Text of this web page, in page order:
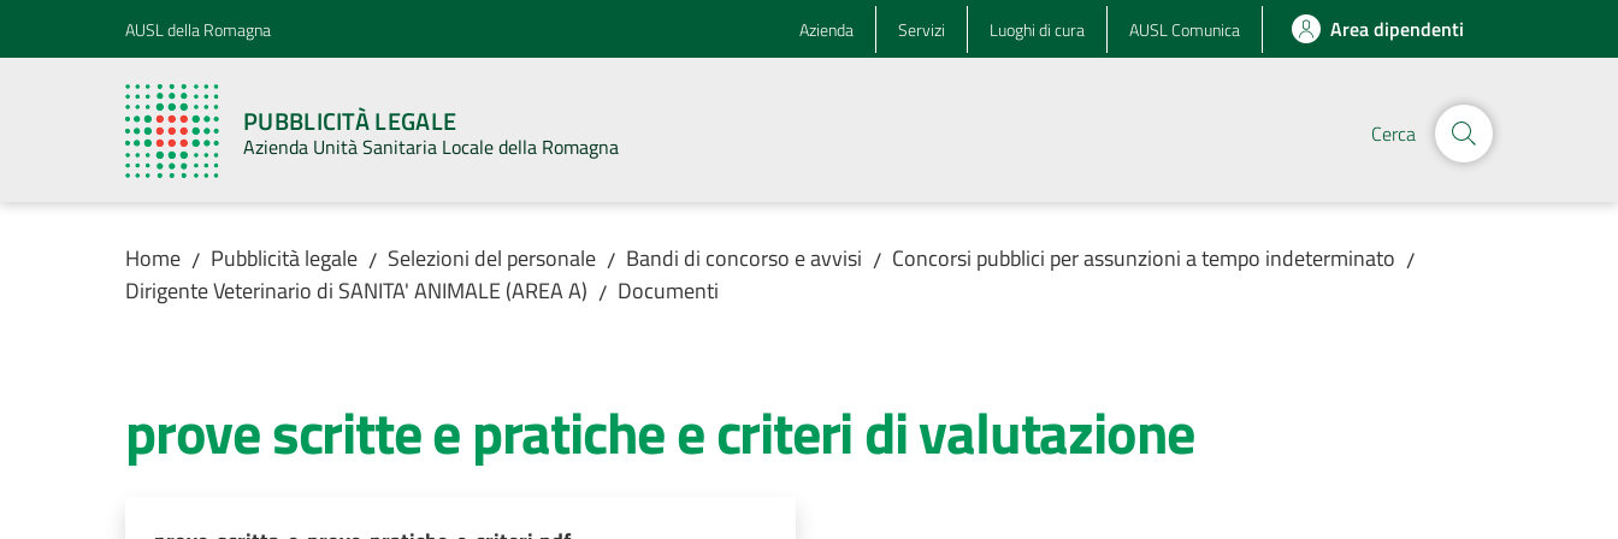
Vai al contenuto
Vai alla navigazioneAUSL della Romagna Azienda Servizi Luoghi di cura AUSL Comunica Area dipendenti
PUBBLICITÀ LEGALE
Azienda Unità Sanitaria Locale della Romagna Cerca
Home / Pubblicità legale / Selezioni del personale / Bandi di concorso e avvisi / Concorsi pubblici per assunzioni a tempo indeterminato /
Dirigente Veterinario di SANITA' ANIMALE (AREA A) / Documenti
prove scritte e pratiche e criteri di valutazione